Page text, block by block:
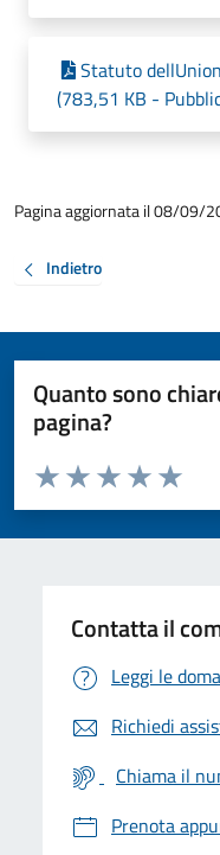
Statuto
(783,51 KB -
Pagina aggiornata il 08/09/
Indietro
Quanto sono
pagina?
Valuta da 1 a 5 stelle la
Valuta
Valuta 4
Valuta 3 stelle
Valuta 2 stelle su 5
Valuta 1 stelle su 5
Contatta il
Leggi le
Richiedi
Chiama il
Prenota